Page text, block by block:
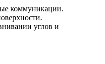
коммуникации.
углов и